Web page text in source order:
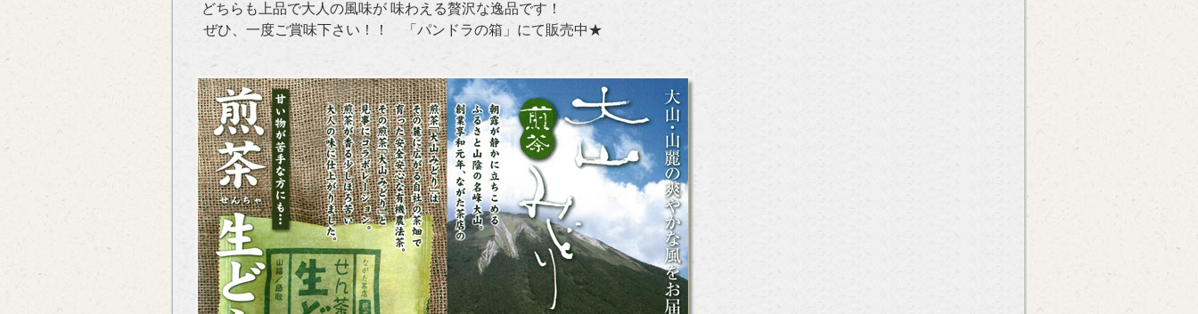
どちらも上品で大人の風味が 味わえる贅沢な逸品です！
ぜひ、一度ご賞味下さい！！ 「パンドラの箱」にて販売中★